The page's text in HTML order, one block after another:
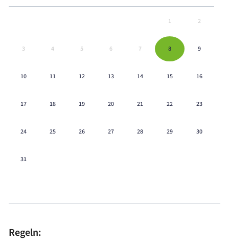
1 2
3 4 5 6 7 8 9
10 11 12 13 14 15 16
17 18 19 20 21 22 23
24 25 26 27 28 29 30
31
Regeln: